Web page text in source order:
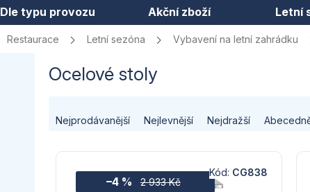
Dle typu provozu Akční zboží Letní
Restaurace Letní sezóna Vybavení na letní zahrádku
Ocelové stoly
Nejprodávanější Nejlevnější Nejdražší
V
2 933 Kč
–4 %
Kód: CG838